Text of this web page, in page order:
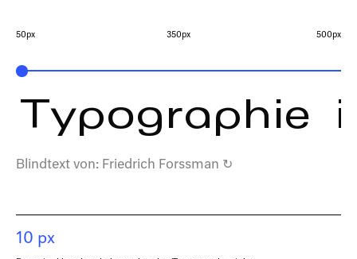
50px 350px 500px
Typographie
Blindtext von: Friedrich Forssman ↻
10 px